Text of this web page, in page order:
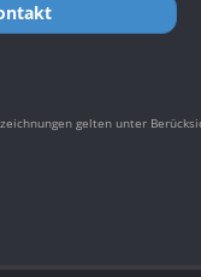
gelten unter